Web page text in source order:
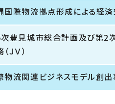
国際物流拠点形成による経
豊見城市総合計画及び第2
ＪＶ）
物流関連ビジネスモデル創出